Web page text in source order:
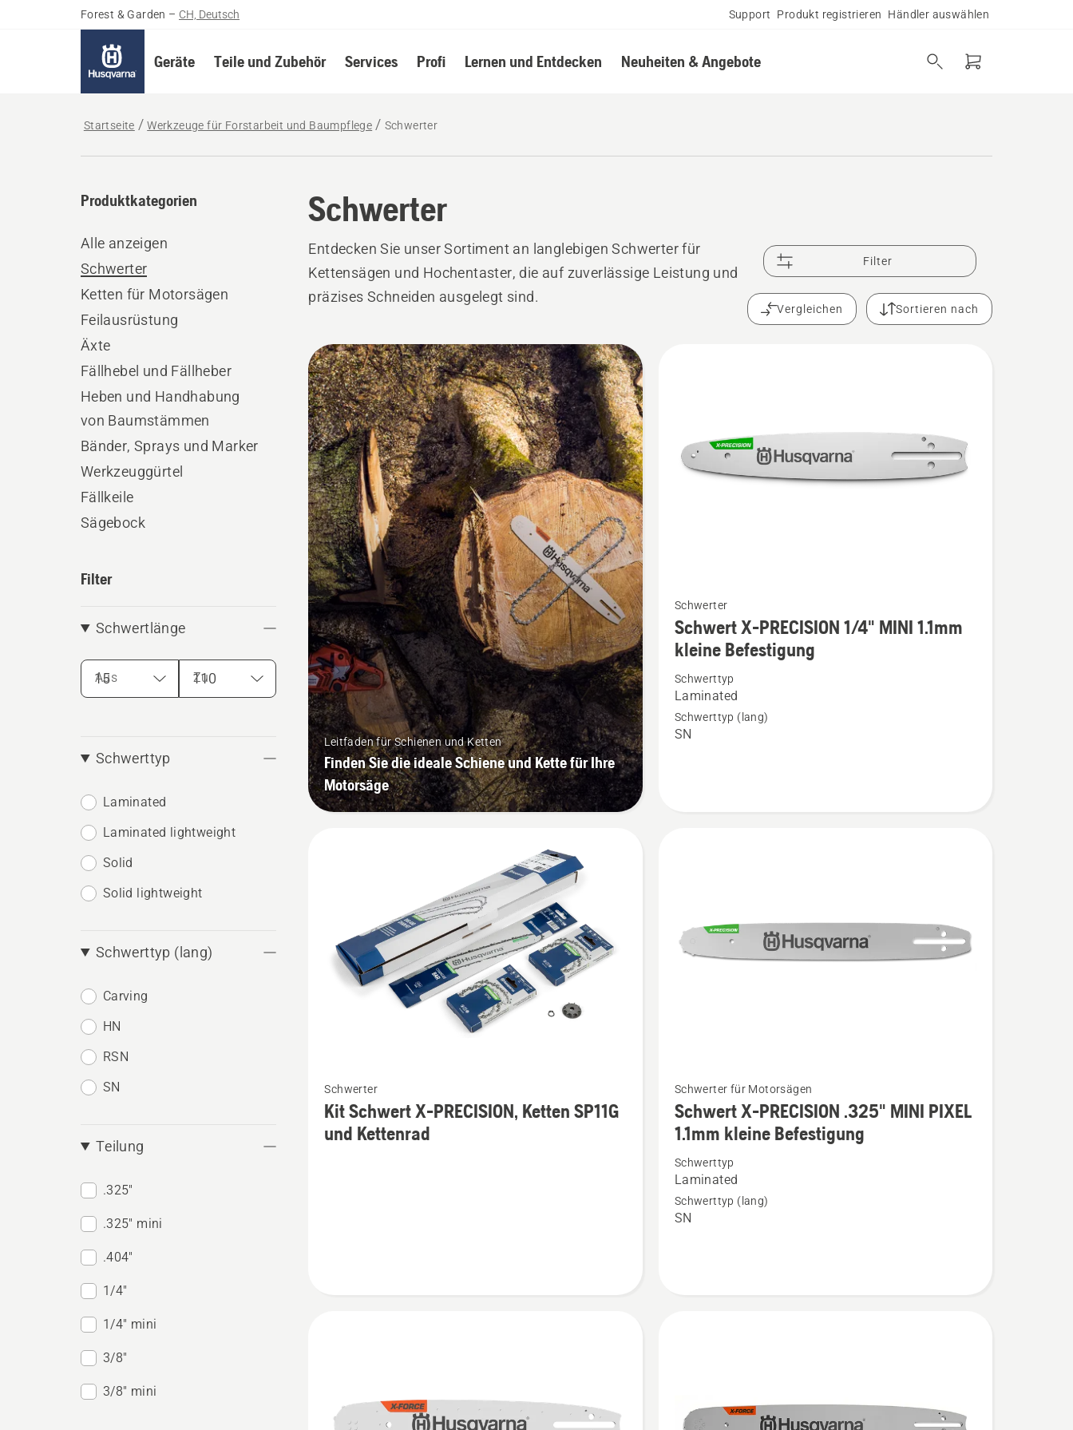
Forest & Garden – CH, Deutsch Support Produkt registrieren Händler auswählen
Geräte Teile und Zubehör Services Profi Lernen und Entdecken Neuheiten & Angebote
Startseite Werkzeuge für Forstarbeit und Baumpflege Schwerter
Schwerter
Produktkategorien
Alle anzeigen
Schwerter
Ketten für Motorsägen
Feilausrüstung
Äxte
Fällhebel und Fällheber
Heben und Handhabung
von Baumstämmen
Bänder, Sprays und Marker
Werkzeuggürtel
Fällkeile
Sägebock
Filter
Schwertlänge
Aus Zu
Schwerttyp
Laminated
Laminated lightweight
Solid
Solid lightweight
Schwerttyp (lang)
Carving
HN
RSN
SN
Teilung
.325"
.325" mini
.404"
1/4"
1/4" mini
3/8"
3/8" mini
Entdecken Sie unser Sortiment an langlebigen Schwerter für
Kettensägen und Hochentaster, die auf zuverlässige Leistung und
präzises Schneiden ausgelegt sind.
Filter
Vergleichen Sortieren nach
Alle
Produkte
Leitfaden für Schienen und Ketten
Finden Sie die ideale Schiene und Kette für Ihre
Motorsäge
Details
Schwert
PRECISION
1/4"
Schwerter
Schwert X-PRECISION 1/4" MINI 1.1mm
kleine Befestigung
Schwerttyp
Laminated
Schwerttyp (lang)
SN
Details
Kit
Schwerter
Kit Schwert X-PRECISION, Ketten SP11G
und Kettenrad
Details
Schwert
PRECISION
.325"
Schwerter für Motorsägen
Schwert X-PRECISION .325" MINI PIXEL
1.1mm kleine Befestigung
Schwerttyp
Laminated
Schwerttyp (lang)
SN